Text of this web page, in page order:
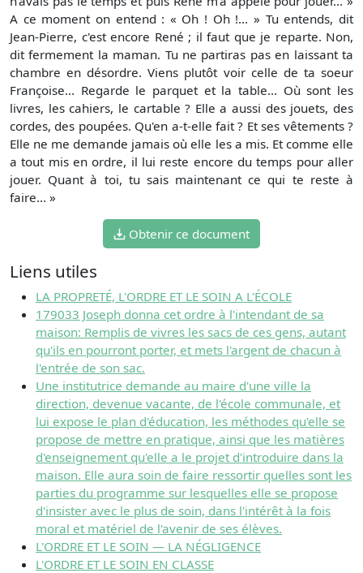
A ce moment on entend : « Oh ! Oh !... » Tu entends, dit
Jean-Pierre, c'est encore René ; il faut que je reparte. Non,
dit fermement la maman. Tu ne partiras pas en laissant ta
chambre en désordre. Viens plutôt voir celle de ta soeur
Françoise... Regarde le parquet et la table... Où sont les
livres, les cahiers, le cartable ? Elle a aussi des jouets, des
cordes, des poupées. Qu'en a-t-elle fait ? Et ses vêtements ?
Elle ne me demande jamais où elle les a mis. Et comme elle
a tout mis en ordre, il lui reste encore du temps pour aller
jouer. Quant à toi, tu sais maintenant ce qui te reste à
faire... »
Obtenir ce document
Liens utiles
LA PROPRETÉ, L'ORDRE ET LE SOIN A L'ÉCOLE
179033 Joseph donna cet ordre à l'intendant de sa
maison: Remplis de vivres les sacs de ces gens, autant
qu'ils en pourront porter, et mets l'argent de chacun à
l'entrée de son sac.
Une institutrice demande au maire d'une ville la
direction, devenue vacante, de l'école communale, et
lui expose le plan d'éducation, les méthodes qu'elle se
propose de mettre en pratique, ainsi que les matières
d'enseignement qu'elle a le projet d'introduire dans la
maison. Elle aura soin de faire ressortir quelles sont les
parties du programme sur lesquelles elle se propose
d'insister avec le plus de soin, dans l'intérêt à la fois
moral et matériel de l'avenir de ses élèves.
L'ORDRE ET LE SOIN — LA NÉGLIGENCE
L'ORDRE ET LE SOIN EN CLASSE